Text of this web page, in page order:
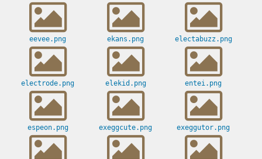
eevee.png ekans.png electabuzz.png
electrode.png elekid.png entei.png
espeon.png exeggcute.png exeggutor.png